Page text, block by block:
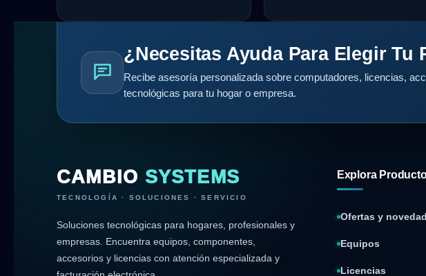
¿Necesitas Ayuda Para Elegir Tu
Recibe asesoría personalizada sobre computadores, licencias,
tecnológicas para tu hogar o empresa.
CAMBIO SYSTEMS
TECNOLOGÍA · SOLUCIONES · SERVICIO
Soluciones tecnológicas para hogares, profesionales y
empresas. Encuentra equipos, componentes,
accesorios y licencias con atención especializada y
Explora
Ofertas y
Equipos
Licencias